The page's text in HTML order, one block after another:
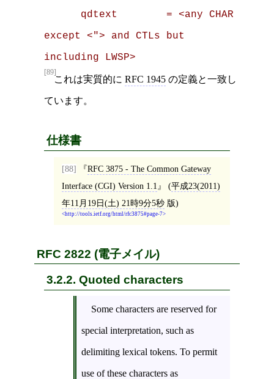
      qdtext        = <any CHAR
except <"> and CTLs but
including LWSP>
[89]
これは実質的に RFC 1945 の定義と一致し
ています。
仕様書
[88]
RFC 3875 - The Common Gateway
Interface (CGI) Version 1.1
(平成23(2011)
年11月19日(土) 21時9分5秒版)
http://tools.ietf.org/html/rfc3875#page-7
RFC 2822 (電子メイル)
3.2.2. Quoted characters
Some characters are reserved for
special interpretation, such as
delimiting lexical tokens. To permit
use of these characters as